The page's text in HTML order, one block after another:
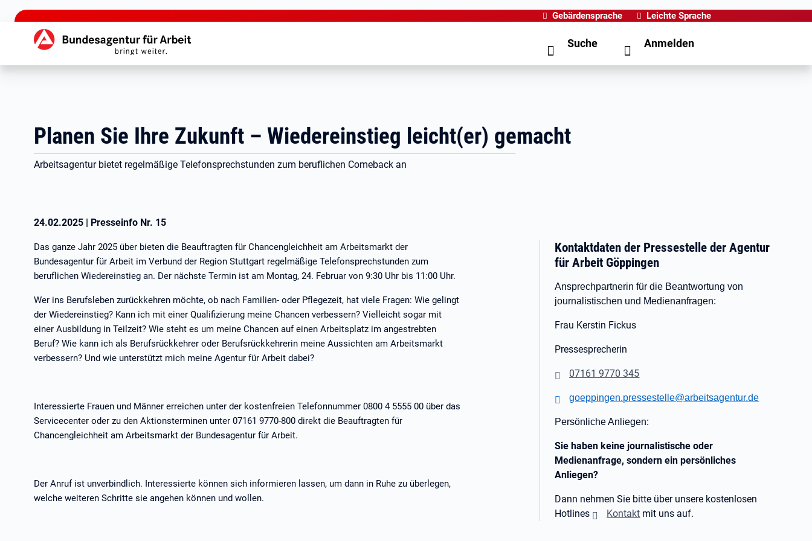
zu den Hauptinhalten springen
Gebärdensprache Leichte Sprache
Hauptnavigation Suche Anmelden
Planen Sie Ihre Zukunft – Wiedereinstieg leicht(er) gemacht
Arbeitsagentur bietet regelmäßige Telefonsprechstunden zum beruflichen Comeback an
24.02.2025 | Presseinfo Nr. 15
Das ganze Jahr 2025 über bieten die Beauftragten für Chancengleichheit am Arbeitsmarkt der
Bundesagentur für Arbeit im Verbund der Region Stuttgart regelmäßige Telefonsprechstunden zum
beruflichen Wiedereinstieg an. Der nächste Termin ist am Montag, 24. Februar von 9:30 Uhr bis 11:00 Uhr.
Wer ins Berufsleben zurückkehren möchte, ob nach Familien- oder Pflegezeit, hat viele Fragen: Wie gelingt
der Wiedereinstieg? Kann ich mit einer Qualifizierung meine Chancen verbessern? Vielleicht sogar mit
einer Ausbildung in Teilzeit? Wie steht es um meine Chancen auf einen Arbeitsplatz im angestrebten
Beruf? Wie kann ich als Berufsrückkehrer oder Berufsrückkehrerin meine Aussichten am Arbeitsmarkt
verbessern? Und wie unterstützt mich meine Agentur für Arbeit dabei?
Interessierte Frauen und Männer erreichen unter der kostenfreien Telefonnummer 0800 4 5555 00 über das
Servicecenter oder zu den Aktionsterminen unter 07161 9770-800 direkt die Beauftragten für
Chancengleichheit am Arbeitsmarkt der Bundesagentur für Arbeit.
Der Anruf ist unverbindlich. Interessierte können sich informieren lassen, um dann in Ruhe zu überlegen,
welche weiteren Schritte sie angehen können und wollen.
Kontaktdaten der Pressestelle der Agentur
für Arbeit Göppingen
Ansprechpartnerin für die Beantwortung von
journalistischen und Medienanfragen:
Frau Kerstin Fickus
Pressesprecherin
07161 9770 345
goeppingen.pressestelle@arbeitsagentur.de
Persönliche Anliegen:
Sie haben keine journalistische oder
Medienanfrage, sondern ein persönliches
Anliegen?
Dann nehmen Sie bitte über unsere kostenlosen
Hotlines
Kontakt mit uns auf.